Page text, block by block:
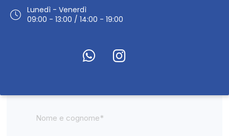
Lunedì - Venerdì
09:00 - 13:00 / 14:00 - 19:00